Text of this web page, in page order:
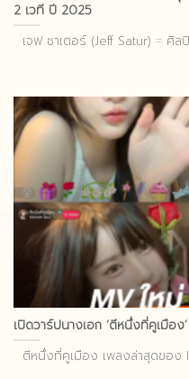
2 เวที ปี 2025
เจฟ ซาเตอร์ (Jeff Satur) = ศิ
เปิดวาร์ปนางเอก ‘ตีหนึ่งที่คูเมือง
ตีหนึ่งที่คูเมือง เพลงล่าสุดของ